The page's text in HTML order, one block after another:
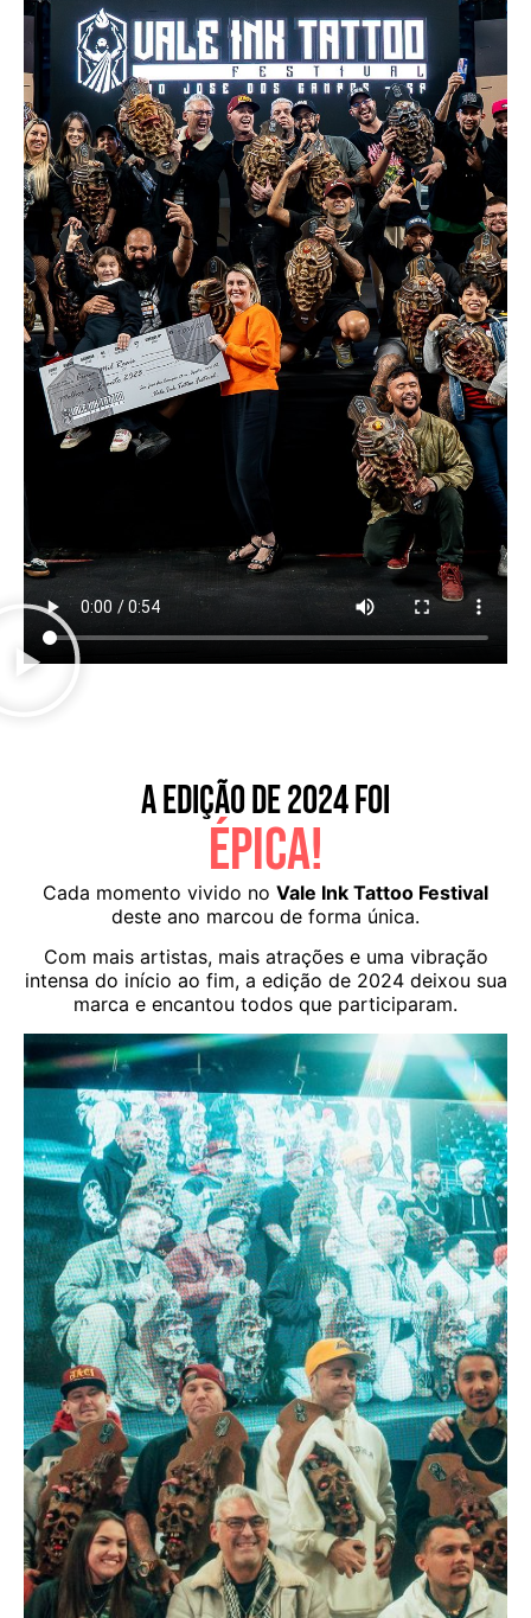
A EDIÇÃO DE 2024 FOI
ÉPICA!
Cada momento vivido no Vale Ink Tattoo Festival
deste ano marcou de forma única.
Com mais artistas, mais atrações e uma vibração
intensa do início ao fim, a edição de 2024 deixou sua
marca e encantou todos que participaram.